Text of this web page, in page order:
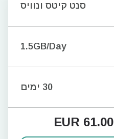
סנט קיטס ונוויס
1.5GB/Day
30 ימים
EUR 61.00